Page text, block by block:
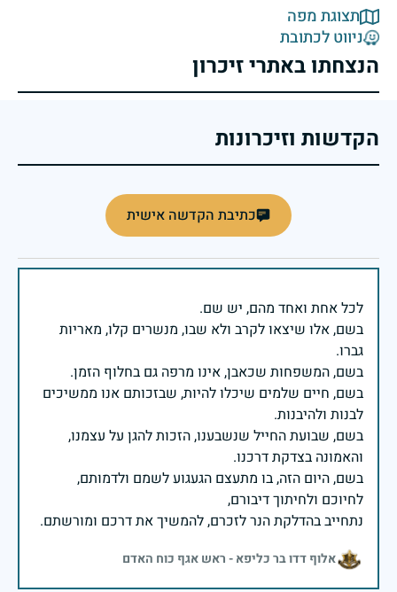
תצוגת מפה
ניווט לכתובת
הנצחתו באתרי זיכרון
הקדשות וזיכרונות
כתיבת הקדשה אישית
בשם, אלו שיצאו לקרב ולא שבו, מנשרים קלו, מאריות
בשם, חיים שלמים שיכלו להיות, שבזכותם אנו ממשיכים
בשם, שבועת החייל שנשבענו, הזכות להגן על עצמנו,
בשם, היום הזה, בו מתעצם הגעגוע לשמם ולדמותם,
נתחייב בהדלקת הנר לזכרם, להמשיך את דרכם ומורשתם.
אלוף דדו בר כליפא - ראש אגף כוח האדם